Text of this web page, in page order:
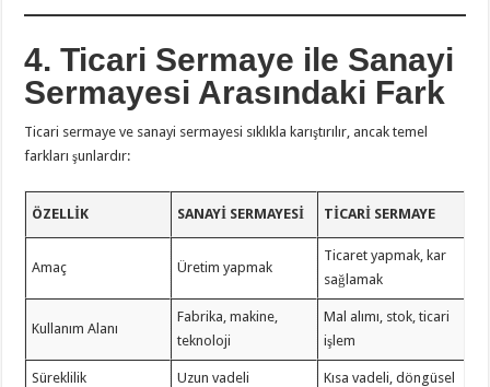
4. Ticari Sermaye ile Sanayi
Sermayesi Arasındaki Fark
Ticari sermaye ve sanayi sermayesi sıklıkla karıştırılır, ancak temel
farkları şunlardır:
ÖZELLIK SANAYI SERMAYESI TICARI SERMAYE
Amaç Üretim yapmak
Ticaret yapmak, kar
sağlamak
Kullanım Alanı
Fabrika, makine,
teknoloji
Mal alımı, stok, ticari
işlem
Süreklilik Uzun vadeli Kısa vadeli, döngüsel